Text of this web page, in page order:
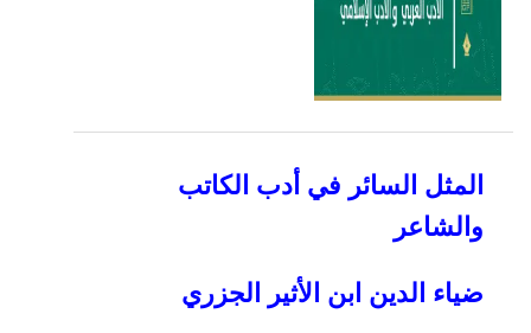
المثل السائر في أدب الكاتب
والشاعر
ضياء الدين ابن الأثير الجزري